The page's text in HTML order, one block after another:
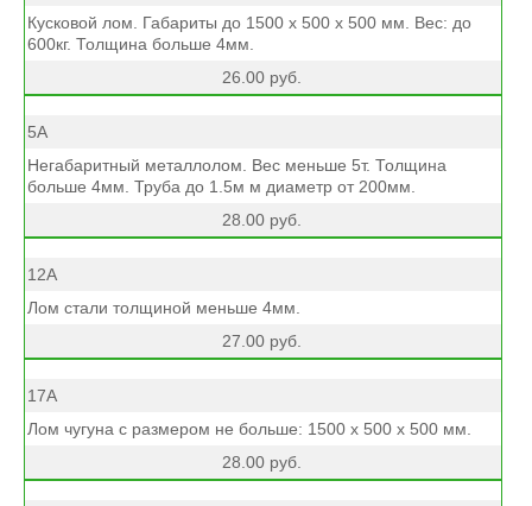
Кусковой лом. Габариты до 1500 х 500 х 500 мм. Вес: до
600кг. Толщина больше 4мм.
26.00 руб.
5А
Негабаритный металлолом. Вес меньше 5т. Толщина
больше 4мм. Труба до 1.5м м диаметр от 200мм.
28.00 руб.
12А
Лом стали толщиной меньше 4мм.
27.00 руб.
17А
Лом чугуна с размером не больше: 1500 х 500 х 500 мм.
28.00 руб.